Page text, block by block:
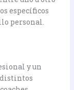
específicos
personal.
y un
distintos